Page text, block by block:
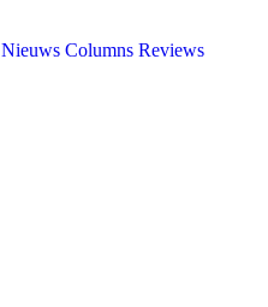
Nieuws Columns Reviews